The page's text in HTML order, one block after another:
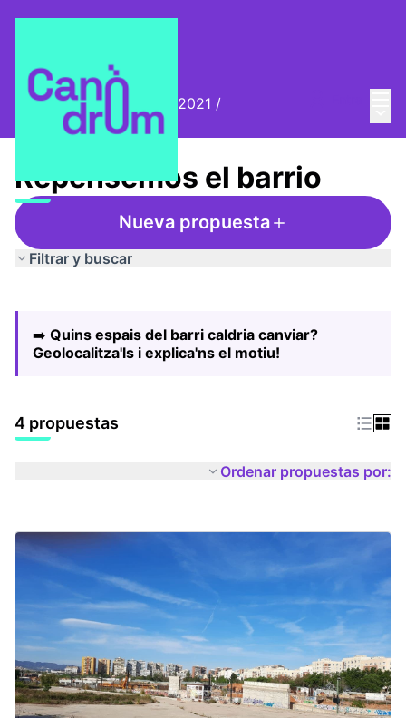
Biennal Ciutat i Ciència 2021 /
Repensemos el barrio
Repensemos el barrio
Nueva propuesta
Filtrar y buscar
−
➡️ Quins espais del barri caldria canviar?
Geolocalitza'ls i explica'ns el motiu!
4 propuestas
Ordenar propuestas por: